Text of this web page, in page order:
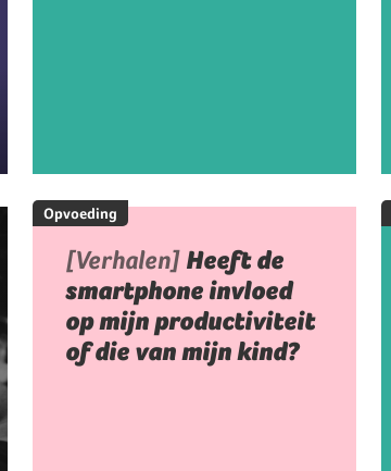
Opvoeding
[Verhalen] Heeft de
smartphone invloed
op mijn productiviteit
of die van mijn kind?